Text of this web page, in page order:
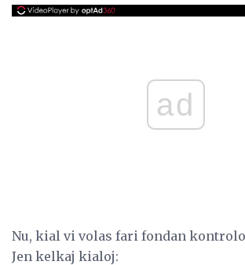
ad
Nu, kial vi volas fari fondan
Jen kelkaj kialoj: